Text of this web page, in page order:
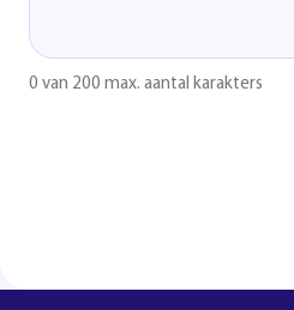
0 van 200 max. aantal karakters